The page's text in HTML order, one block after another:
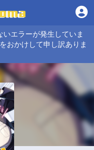
エラーが発生していま
おかけして申し訳ありま